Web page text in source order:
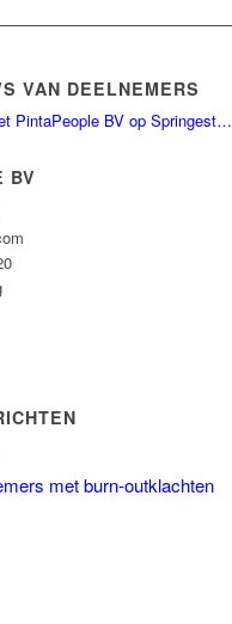
VAN DEELNEMERS
PintaPeople BV op Springest…
BV
met burn-outklachten